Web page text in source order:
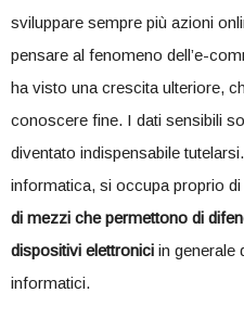
sviluppare sempre più azioni
pensare al fenomeno dell’e-
ha visto una crescita ulteriore,
conoscere fine. I dati sensibili
diventato indispensabile
informatica, si occupa proprio
di mezzi che permettono di
dispositivi elettronici in generale
informatici.